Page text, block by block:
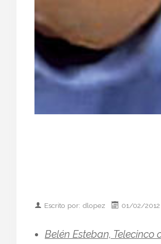
Escrito por: dlopez 01/02/
Belén Esteban,